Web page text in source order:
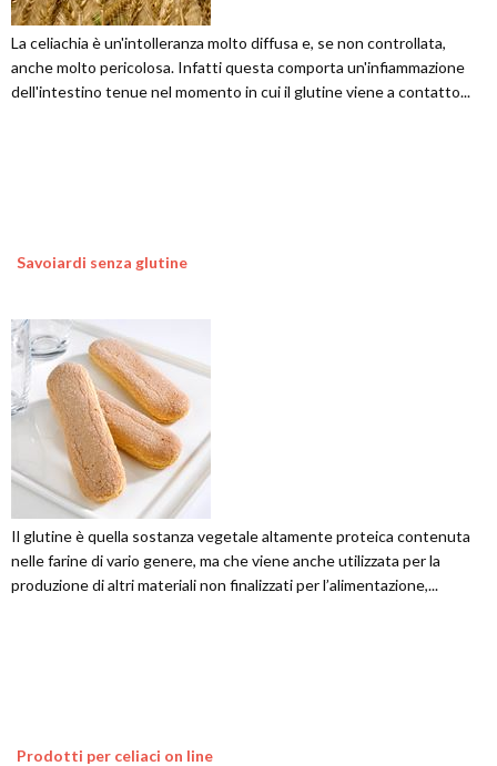
La celiachia è un'intolleranza molto diffusa e, se non controllata,
anche molto pericolosa. Infatti questa comporta un'infiammazione
dell'intestino tenue nel momento in cui il glutine viene a contatto...
Savoiardi senza glutine
Il glutine è quella sostanza vegetale altamente proteica contenuta
nelle farine di vario genere, ma che viene anche utilizzata per la
produzione di altri materiali non finalizzati per l’alimentazione,...
Prodotti per celiaci on line